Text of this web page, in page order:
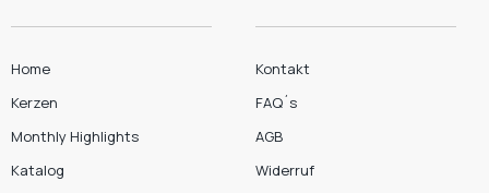
Home
Kerzen
Monthly Highlights
Katalog
Kontakt
FAQ´s
AGB
Widerruf